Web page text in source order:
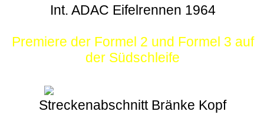
Int. ADAC Eifelrennen 1964
Premiere der Formel 2 und Formel 3 auf
der Südschleife
Streckenabschnitt Bränke Kopf